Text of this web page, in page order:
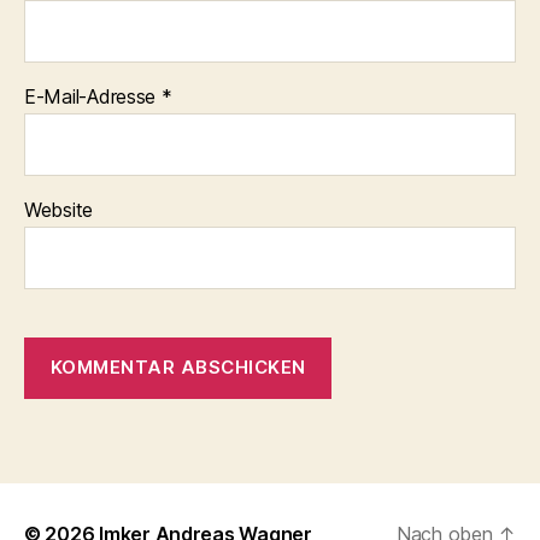
E-Mail-Adresse *
Website
© 2026 Imker Andreas Wagner Nach oben ↑